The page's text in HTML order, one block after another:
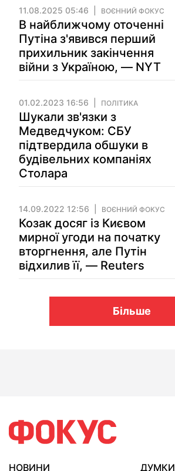
11.08.2025 05:46 ВОЄННИЙ ФОКУС
В найближчому оточенні
Путіна з'явився перший
прихильник закінчення
війни з Україною, — NYT
01.02.2023 16:56 ПОЛІТИКА
Шукали зв'язки з
Медведчуком: СБУ
підтвердила обшуки в
будівельних компаніях
Столара
14.09.2022 12:56 ВОЄННИЙ ФОКУС
Козак досяг із Києвом
мирної угоди на початку
вторгнення, але Путін
відхилив її, — Reuters
Більше
НОВИНИ ДУМКИ